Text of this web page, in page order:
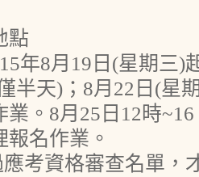
點
年8月19日(星期三)
半天)；8月22日(星
。8月25日12時
名作業。
考資格審查名單，